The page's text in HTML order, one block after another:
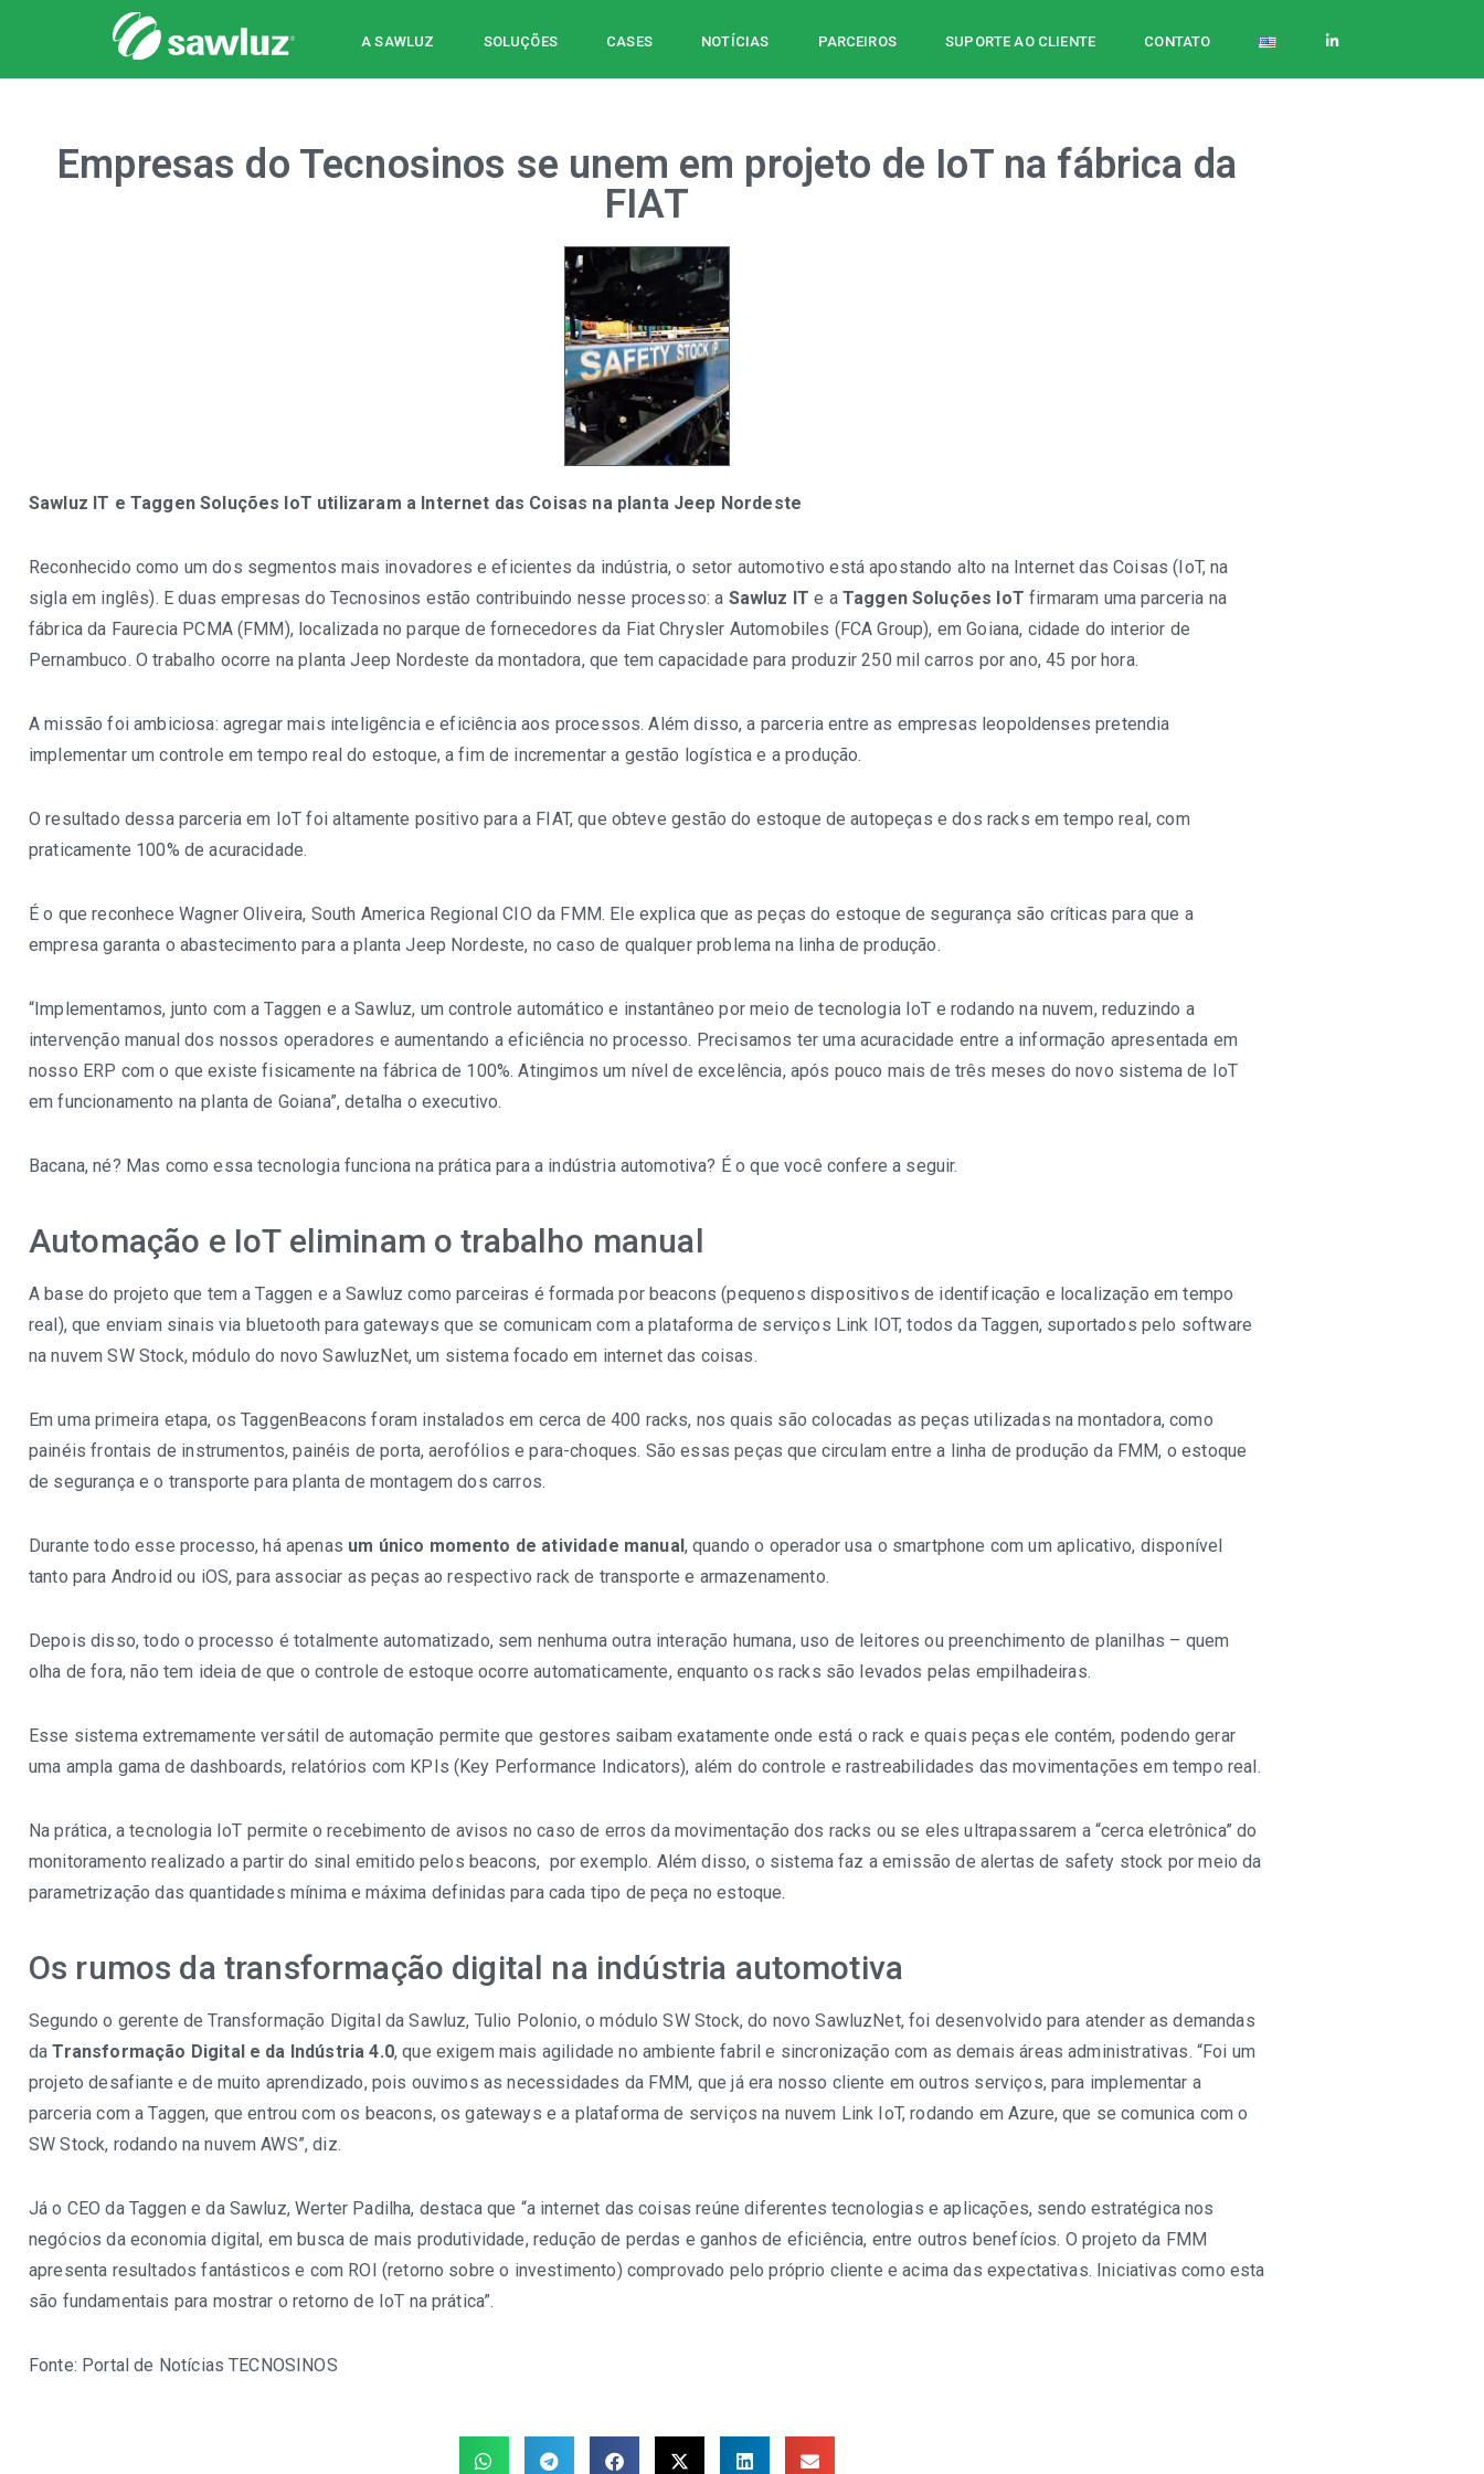
Sawluz
A SAWLUZ SOLUÇÕES CASES NOTÍCIAS PARCEIROS SUPORTE AO CLIENTE CONTATO
Empresas do Tecnosinos se unem em projeto de IoT na fábrica da
FIAT
Sawluz IT e Taggen Soluções IoT utilizaram a Internet das Coisas na planta Jeep Nordeste
Reconhecido como um dos segmentos mais inovadores e eficientes da indústria, o setor automotivo está apostando alto na Internet das Coisas (IoT, na
sigla em inglês). E duas empresas do Tecnosinos estão contribuindo nesse processo: a Sawluz IT e a Taggen Soluções IoT firmaram uma parceria na
fábrica da Faurecia PCMA (FMM), localizada no parque de fornecedores da Fiat Chrysler Automobiles (FCA Group), em Goiana, cidade do interior de
Pernambuco. O trabalho ocorre na plantaJeep Nordeste da montadora, que tem capacidade para produzir 250 mil carros por ano, 45 por hora.
A missão foi ambiciosa: agregar mais inteligência e eficiência aos processos. Além disso, a parceria entre as empresas leopoldenses pretendia
implementar um controle em tempo real do estoque, a fim de incrementar a gestão logística e a produção.
O resultado dessa parceria em IoT foi altamente positivo para a FIAT, que obteve gestão do estoque de autopeças e dos racks em tempo real, com
praticamente 100% de acuracidade.
É o que reconhece Wagner Oliveira, South America Regional CIO da FMM. Ele explica que as peças do estoque de segurança são críticas para que a
empresa garanta o abastecimento para a planta Jeep Nordeste, no caso de qualquer problema na linha de produção.
“Implementamos, junto com a Taggen e a Sawluz, um controle automático e instantâneo por meio de tecnologia IoT e rodando na nuvem, reduzindo a
intervenção manual dos nossos operadores e aumentando a eficiência no processo. Precisamos ter uma acuracidade entre a informação apresentada em
nosso ERP com o que existe fisicamente na fábrica de 100%. Atingimos um nível de excelência, após pouco mais de três meses do novo sistema de IoT
em funcionamento na planta de Goiana”, detalha o executivo.
Bacana, né? Mas como essa tecnologia funciona na prática para a indústria automotiva? É o que você confere a seguir.
Automação e IoT eliminam o trabalho manual
A base do projeto que tem a Taggen e a Sawluz como parceiras é formada por beacons (pequenos dispositivos de identificação e localização em tempo
real), que enviam sinais via bluetooth para gateways que se comunicam com a plataforma de serviços Link IOT, todos da Taggen, suportados pelo software
na nuvem SW Stock, módulo do novo SawluzNet, um sistema focado em internet das coisas.
Em uma primeira etapa, os TaggenBeacons foram instalados em cerca de 400 racks, nos quais são colocadas as peças utilizadas na montadora, como
painéis frontais de instrumentos, painéis de porta, aerofólios e para-choques. São essas peças que circulam entre a linha de produção da FMM, o estoque
de segurança e o transporte para planta de montagem dos carros.
Durante todo esse processo, há apenas um único momento de atividade manual , quando o operador usa o smartphone com um aplicativo, disponível
tanto para Android ou iOS, para associar as peças ao respectivo rack de transporte e armazenamento.
Depois disso, todo o processo é totalmente automatizado, sem nenhuma outra interação humana, uso de leitores ou preenchimento de planilhas – quem
olha de fora, não tem ideia de que o controle de estoque ocorre automaticamente, enquanto os racks são levados pelas empilhadeiras.
Esse sistema extremamente versátil de automação permite que gestores saibam exatamente onde está o rack e quais peças ele contém, podendo gerar
uma ampla gama de dashboards, relatórios com KPIs (Key Performance Indicators), além do controle e rastreabilidades das movimentações em tempo real.
Na prática, a tecnologia IoT permite o recebimento de avisos no caso de erros da movimentação dos racks ou se eles ultrapassarem a “cerca eletrônica” do
monitoramento realizado a partir do sinal emitido pelos beacons, por exemplo. Além disso, o sistema faz a emissão de alertas de safety stock por meio da
parametrização das quantidades mínima e máxima definidas para cada tipo de peça no estoque.
Os rumos da transformação digital na indústria automotiva
Segundo o gerente de Transformação Digital da Sawluz, Tulio Polonio, o módulo SW Stock, do novo SawluzNet, foi desenvolvido para atender as demandas
daTransformação Digital e da Indústria 4.0, que exigem mais agilidade no ambiente fabril e sincronização com as demais áreas administrativas. “Foi um
projeto desafiante e de muito aprendizado, pois ouvimos as necessidades da FMM, que já era nosso cliente em outros serviços, para implementar a
parceria com a Taggen, que entrou com os beacons, os gateways e a plataforma de serviços na nuvem Link IoT, rodando em Azure, que se comunica com o
SW Stock, rodando na nuvem AWS”, diz.
Já o CEO da Taggen e da Sawluz, Werter Padilha, destaca que “a internet das coisas reúne diferentes tecnologias e aplicações, sendo estratégica nos
negócios da economia digital, em busca de mais produtividade, redução de perdas e ganhos de eficiência, entre outros benefícios. O projeto da FMM
apresenta resultados fantásticos e com ROI (retorno sobre o investimento) comprovado pelo próprio cliente e acima das expectativas. Iniciativas como esta
são fundamentais para mostrar o retorno de IoT na prática”.
Fonte: Portal de Notícias TECNOSINOS